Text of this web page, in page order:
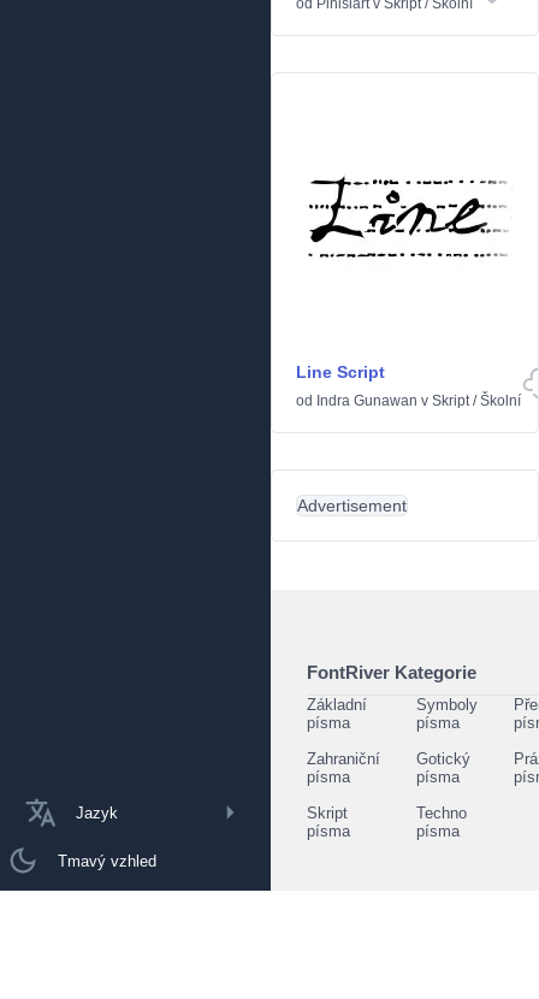
Jazyk
Tmavý vzhled
od Pinisiartv Skript/Školní
Line Script
od Indra Gunawan v Skript/Školní
Advertisement
FontRiver Kategorie
Základní
písma
Symboly
písma
Zahraniční
písma
Gotický
písma
Skript
písma
Techno
písma